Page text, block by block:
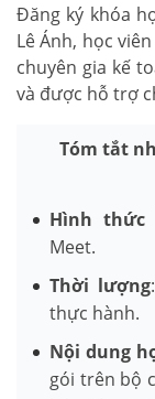
Đăng ký khóa
Lê Ánh, học
chuyên gia kế
và được hỗ trợ
Tóm tắt
Hình thức
Meet.
Thời lượng
thực hành.
Nội dung
gói trên bộ